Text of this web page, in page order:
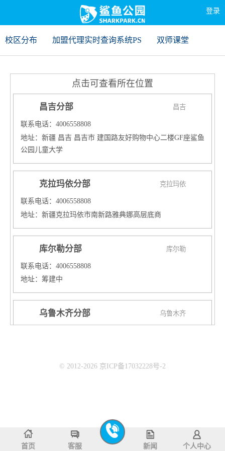
登录
校区分布 加盟代理实时查询系统PS 双师课堂
点击可查看所在位置
昌吉分部 昌吉
联系电话：4006558808
地址：新疆 昌吉 昌吉市 建国路友好购物中心二楼GF座鲨鱼
公园儿童大学
克拉玛依分部 克拉玛依
联系电话：4006558808
地址：新疆克拉玛依市南新路雅典娜高层底商
库尔勒分部 库尔勒
联系电话：4006558808
地址：筹建中
乌鲁木齐分部 乌鲁木齐
校区二：乌鲁木齐天山区国际置地新天地培训中心
联系电话：4006558808
地址：武威市凉州区天一时代城郁金香门口二楼
首页 客服 新闻 个人中心
© 2012-2026 京ICP备17032228号-2